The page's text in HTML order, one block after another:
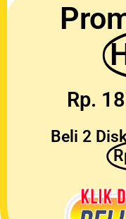
Rp.
Beli 2